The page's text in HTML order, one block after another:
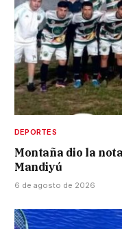
DEPORTES
Montaña dio la
Mandiyú
6 de agosto de 2026